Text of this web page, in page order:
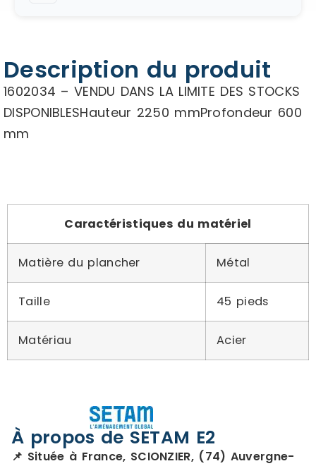
Description du produit
1602034 – VENDU DANS LA LIMITE DES STOCKS
DISPONIBLESHauteur 2250 mmProfondeur 600
mm
Caractéristiques du matériel
Matière du plancher Métal
Taille 45 pieds
Matériau Acier
À propos de SETAM E2
📌 Située à France, SCIONZIER, (74) Auvergne-